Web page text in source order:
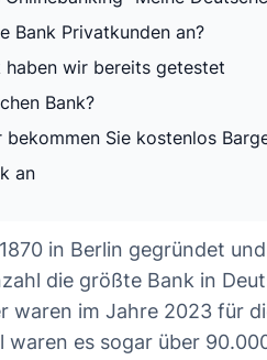
Bank Privatkunden an?
haben wir bereits getestet
Bank?
Sie kostenlos
an
in Berlin gegründet
die größte Bank in
im Jahre 2023 für
es sogar über